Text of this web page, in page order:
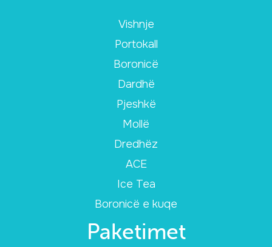
Vishnje
Portokall
Boronicë
Dardhë
Pjeshkë
Mollë
Dredhëz
ACE
Ice Tea
Boronicë e kuqe
Paketimet